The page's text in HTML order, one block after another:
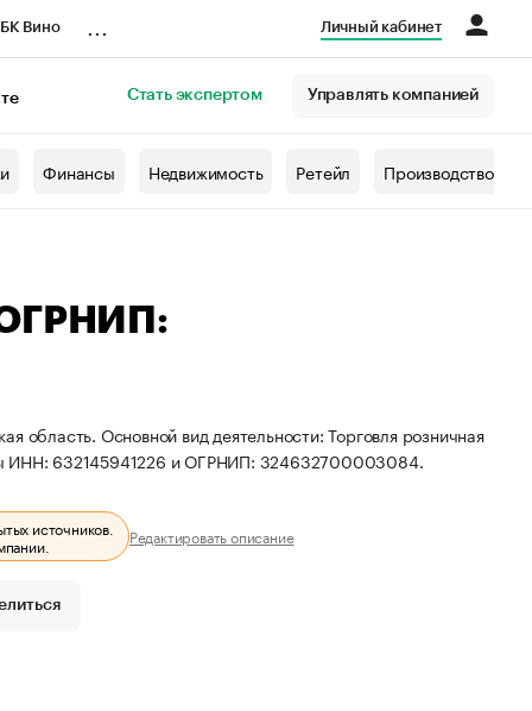
Вино Личный кабинет
Стать экспертом Управлять компанией
Финансы Недвижимость Ретейл Производство
Основной вид деятельности: Торговля розничная
ИНН: 632145941226 и ОГРНИП: 324632700003084.
источников.
Редактировать описание